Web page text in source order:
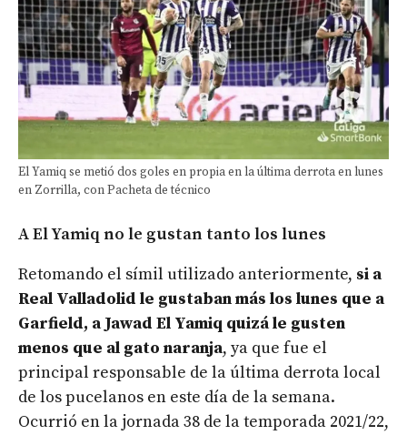
El Yamiq se metió dos goles en propia en la última derrota en lunes
en Zorrilla, con Pacheta de técnico
A El Yamiq no le gustan tanto los lunes
Retomando el símil utilizado anteriormente, si a
Real Valladolid le gustaban más los lunes que a
Garfield, a Jawad El Yamiq quizá le gusten
menos que al gato naranja, ya que fue el
principal responsable de la última derrota local
de los pucelanos en este día de la semana.
Ocurrió en la jornada 38 de la temporada 2021/22,